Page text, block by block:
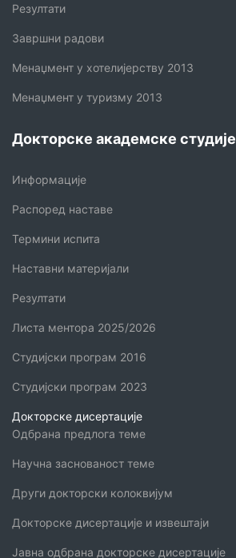
Резултати
Завршни радови
Менаџмент у хотелијерству 2013
Менаџмент у туризму 2013
Докторске академске студије
Информације
Распоред наставе
Термини испита
Наставни материјали
Резултати
Листа ментора 2025/2026
Студијски програм 2016
Студијски програм 2023
Докторске дисертације
Одбрана предлога теме
Научна заснованост теме
Други докторски колоквијум
Докторске дисертације и извештаји
Јавна одбрана докторске дисертације